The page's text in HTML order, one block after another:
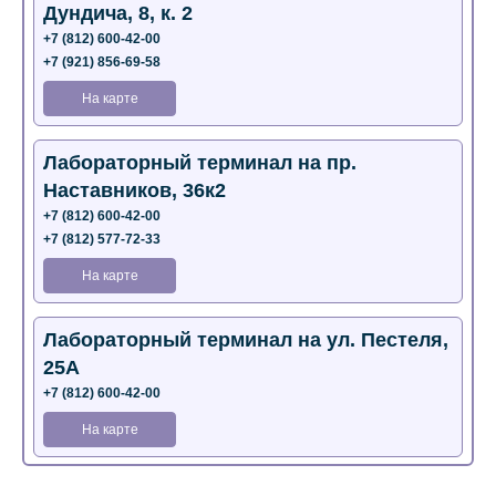
Дундича, 8, к. 2
+7 (812) 600-42-00
+7 (921) 856-69-58
На карте
Лабораторный терминал на пр.
Наставников, 36к2
+7 (812) 600-42-00
+7 (812) 577-72-33
На карте
Лабораторный терминал на ул. Пестеля,
25А
+7 (812) 600-42-00
На карте